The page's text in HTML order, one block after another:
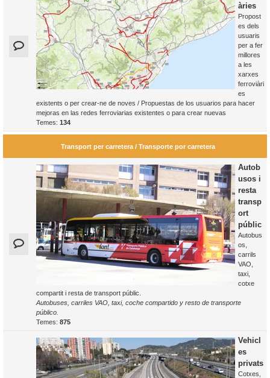
àries
Propost
es dels
usuaris
per a fer
millores
a les
xarxes
ferroviàri
es
existents o per crear-ne de noves / Propuestas de los usuarios para hacer
mejoras en las redes ferroviarias existentes o para crear nuevas
Temes: 134
Transport per carretera / Transporte por carretera
Autob
usos i
resta
transp
ort
públic
Autobus
os,
carrils
VAO,
taxi,
cotxe
compartit i resta de transport públic.
Autobuses, carriles VAO, taxi, coche compartido y resto de transporte
público.
Temes: 875
Vehicl
es
privats
Cotxes,